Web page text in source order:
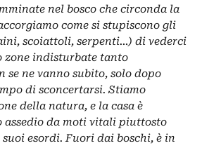
nel bosco che circonda la
come si stupiscono gli
scoiattoli, serpenti…) di vederci
indisturbate tanto
se ne vanno subito, solo dopo
di sconcertarsi. Stiamo
della natura, e la casa è
assedio da moti vitali piuttosto
esordi. Fuori dai boschi, è in